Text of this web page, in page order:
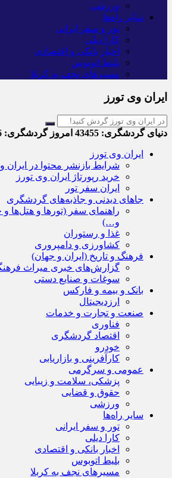
ورزشی
سایر راه‌ها
تور و سفر ایرانی
کارا دیلی
اخبار بانکی و اقتصادی
بلیط اتوبوس
مسیرهای نجف به کربلا
ایران وی تورز
دنیای گردشگری: امروز گردشگری:
ایران وی تورز
شرایط بازنشر محتوا در ایران
خرید رپورتاژ ایران وی تورز
ایران سفر تور
جاهای دیدنی و جاذبه‌های گردشگری
راهنمای سفر (تورها و هتل‌ها
و…)
غذا و رستوران
کشاورزی و دامپروری
فرهنگ و تاریخ (ایران و جهان)
گزارش‌های خبری میراث
سوغات و صنایع دستی
بانک و بیمه و فارکس
ارزدیجیتال
صنعت و تجارت و خدمات
فناوری
اقتصاد گردشگری
خودرو
کارآفرینی و بازاریابی
عمومی و سرگرمی
پزشکی، سلامت و زیبایی
حقوق و قضایی
ورزشی
سایر راه‌ها
تور و سفر ایرانی
کارا دیلی
اخبار بانکی و اقتصادی
بلیط اتوبوس
مسیرهای نجف به کربلا